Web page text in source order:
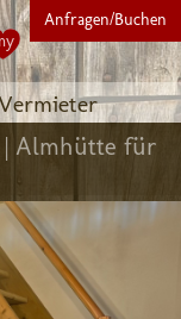
Anfragen/Buchen
Almhütte für